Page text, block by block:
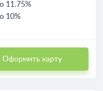
11.75%
10%
Оформить карту